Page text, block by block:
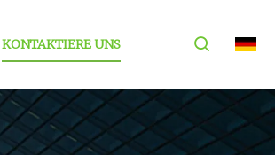
KONTAKTIERE UNS